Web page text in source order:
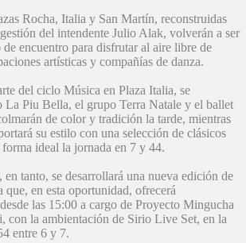
Rocha, Italia y San Martín, reconstruidas
del intendente Julio Alak, volverán a ser
de encuentro para disfrutar al aire libre de
artísticas y compañías de danza.
del ciclo Música en Plaza Italia, se
La Piu Bella, el grupo Terra Natale y el ballet
de color y tradición la tarde, mientras
su estilo con una selección de clásicos
ideal la jornada en 7 y 44.
tanto, se desarrollará una nueva edición de
en esta oportunidad, ofrecerá
las 15:00 a cargo de Proyecto Mingucha
con la ambientación de Sirio Live Set, en la
entre 6 y 7.